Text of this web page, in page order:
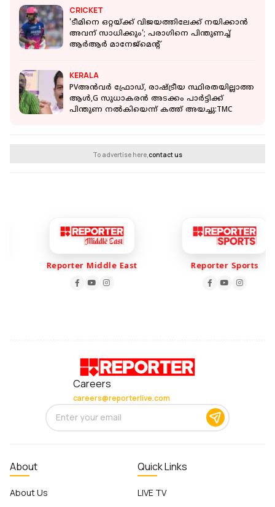
CRICKET
'ടീമിനെ ഒറ്റയ്ക്ക് വിജയത്തിലേക്ക് നയിക്കാന്‍
അവന് സാധിക്കും'; പരാഗിനെ പിന്തുണച്ച്
ആർആർ മാനേജ്‌മെന്റ്
KERALA
PVഅൻവർ ഫ്രോഡ്, രാഷ്ട്രീയ സ്ഥിരതയില്ലാത്ത
ആൾ,G സുധാകരൻ അടക്കം പാർട്ടിക്ക്
പിന്തുണ നൽകിയെന്ന് കത്ത് അയച്ചു:TMC
To advertise here,contact us
Reporter Middle East Reporter Sports
Careers
careers@reporterlive.com
About
About Us
Quick Links
LIVE TV